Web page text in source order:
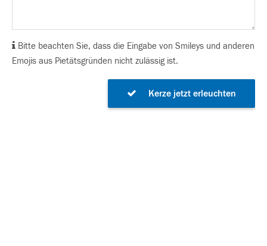
Bitte beachten Sie, dass die Eingabe von Smileys und anderen
Emojis aus Pietätsgründen nicht zulässig ist.
Kerze jetzt erleuchten